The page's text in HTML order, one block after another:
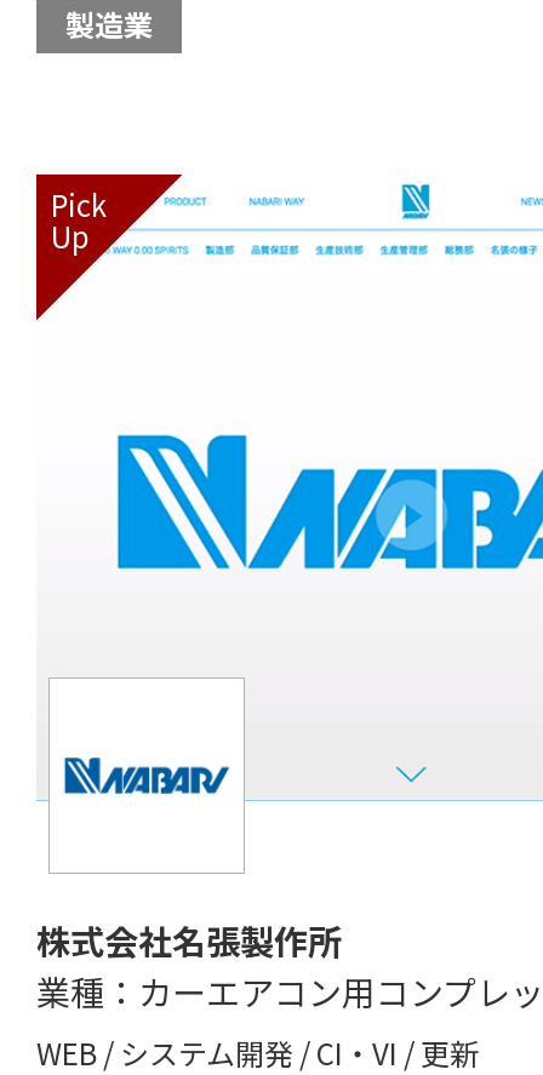
製造業
Pick
Up
株式会社名張製作所
業種：カーエアコン用コンプレ
WEB/ システム開発 /CI・VI /更新